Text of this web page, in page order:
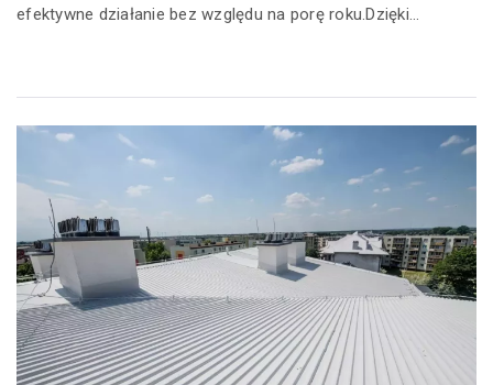
efektywne działanie bez względu na porę roku.Dzięki...